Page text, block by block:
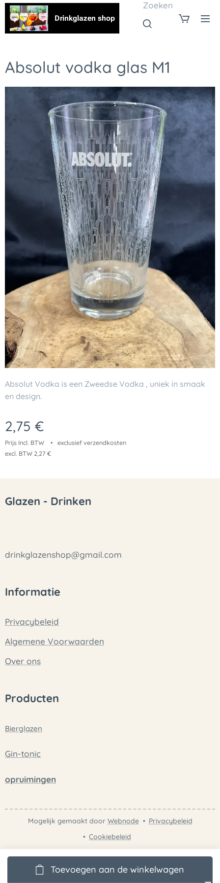
Drinkglazen shop
Zoeken
Absolut vodka glas M1
Absolut Vodka is een Zweedse Vodka , uniek in smaak
en design.
2,75 €
Prijs Incl. BTW
exclusief verzendkosten
excl. BTW 2,27 €
Toevoegen aan de winkelwagen
Glazen - Drinken
drinkglazenshop@gmail.com
Informatie
Privacybeleid
Algemene Voorwaarden
Over ons
Producten
Bierglazen
Gin-tonic
opruimingen
Mogelijk gemaakt door Webnode
Privacybeleid
Cookiebeleid